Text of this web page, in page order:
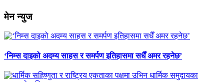
मेन न्युज
‘निम्स दाइको अदम्य साहस र समर्पण इतिहासमा सधैँ अमर रहनेछ’